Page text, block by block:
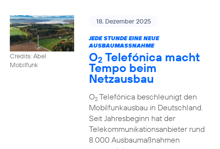
Credits: Abel
Mobilfunk
18. Dezember 2025
JEDE STUNDE EINE NEUE
AUSBAUMASSNAHME
O2 Telefónica macht
Tempo beim
Netzausbau
O2Telefónica beschleunigt den
Mobilfunkausbau in Deutschland.
Seit Jahresbeginn hat der
Telekommunikationsanbieter rund
8.000 Ausbaumaßnahmen